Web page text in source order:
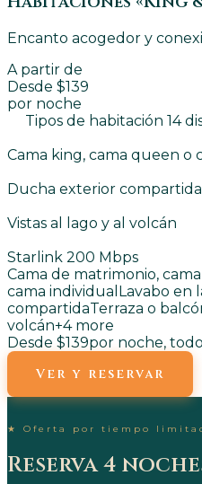
Encanto acogedor y
A partir de
Desde $139
por noche
Tipos de habitación 14
Cama king, cama queen o
Ducha exterior compartida
Vistas al lago y al volcán
Starlink 200 Mbps
Cama de matrimonio,
cama individual Lavabo en
compartidaTerraza o
volcán+4more
Desde $139por noche,
Ver y reservar
★ Oferta por tiempo
Reserva 4